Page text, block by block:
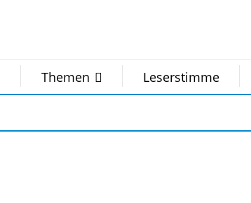
Themen Leserstimme